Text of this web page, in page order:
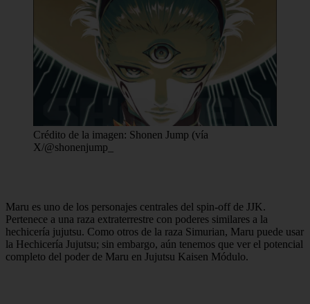
Crédito de la imagen: Shonen Jump (vía
X/@shonenjump_
Maru es uno de los personajes centrales del spin-off de JJK.
Pertenece a una raza extraterrestre con poderes similares a la
hechicería jujutsu. Como otros de la raza Simurian, Maru puede usar
la Hechicería Jujutsu; sin embargo, aún tenemos que ver el potencial
completo del poder de Maru en Jujutsu Kaisen Módulo.